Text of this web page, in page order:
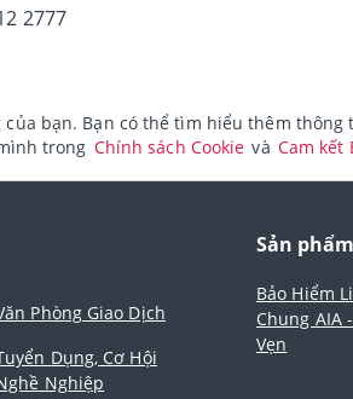
2777
bạn. Bạn có thể tìm hiểu thêm thông
trong Chính sách Cookie và Cam kết
Phòng Giao Dịch
Dụng, Cơ Hội
Nghiệp
Sản phẩm
Bảo Hiểm
Chung AIA
Vẹn